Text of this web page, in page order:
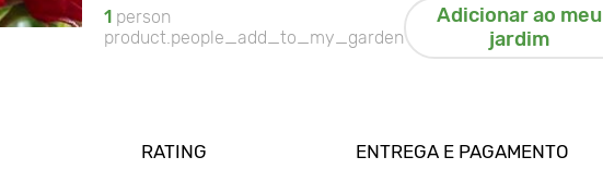
1 person
product.people_add_to_my_garden
Adicionar ao meu
jardim
RATING ENTREGA E PAGAMENTO